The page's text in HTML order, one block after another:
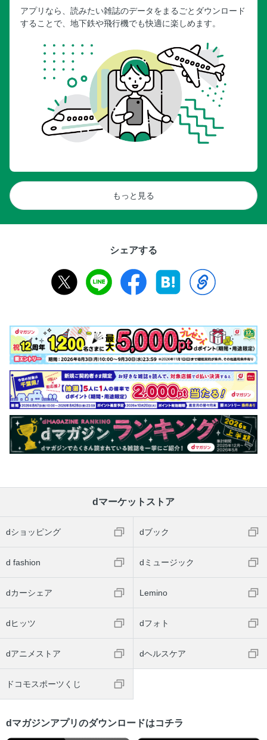
アプリなら、読みたい雑誌のデータをまるごとダウンロード
することで、地下鉄や飛行機でも快適に楽しめます。
もっと見る
シェアする
dマーケットストア
dショッピング dブック
d fashion dミュージック
dカーシェア Lemino
dヒッツ dフォト
dアニメストア dヘルスケア
ドコモスポーツくじ
dマガジンアプリのダウンロードはコチラ